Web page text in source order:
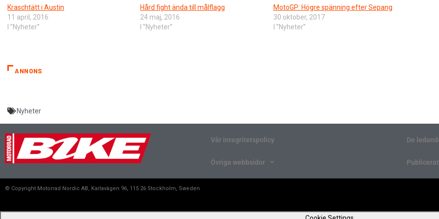
Kraschtätt i Austin
11 april, 2016
I ”Nyheter”
Hård fight ända till målflagg
24 maj, 2016
I ”Nyheter”
MotoGP: Högre spänning efter Sepang
30 oktober, 2017
I ”Nyheter”
ANNONS
Nyheter
Vår integritetspolicy
Övriga webbsidor
De
Publicerat
© Copyright Motorrad Nordic AB, Karlavägen 96, 115 26 Stockholm, Sweden